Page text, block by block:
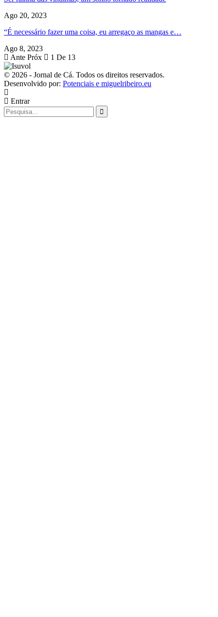
Ago 20, 2023
“É necessário fazer uma coisa, eu arregaço as mangas e…
Ago 8, 2023
Ante Próx 1 De 13
© 2026 - Jornal de Cá. Todos os direitos reservados.
Desenvolvido por: Potenciais e miguelribeiro.eu
Entrar